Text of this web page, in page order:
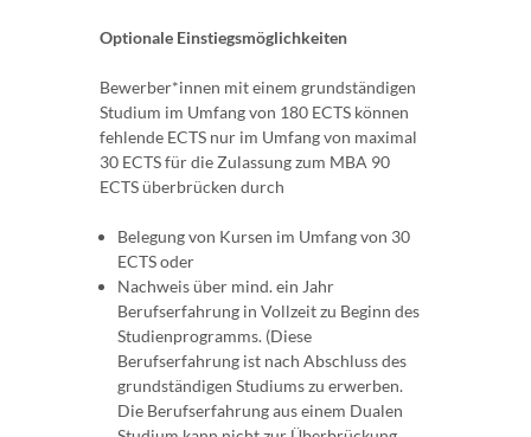
Optionale Einstiegsmöglichkeiten
Bewerber*innen mit einem grundständigen
Studium im Umfang von 180 ECTS können
fehlende ECTS nur im Umfang von maximal
30 ECTS für die Zulassung zum MBA 90
ECTS überbrücken durch
Belegung von Kursen im Umfang von 30
ECTS oder
Nachweis über mind. ein Jahr
Berufserfahrung in Vollzeit zu Beginn des
Studienprogramms. (Diese
Berufserfahrung ist nach Abschluss des
grundständigen Studiums zu erwerben.
Die Berufserfahrung aus einem Dualen